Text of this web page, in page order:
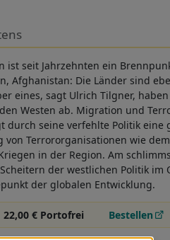
ist seit Jahrzehnten ein
Afghanistan: Die Länder sind
eines, sagt Ulrich Tilgner,
Westen ab. Migration und
durch seine verfehlte Politik
Terrororganisationen wie
in der Region. Am
der westlichen Politik im
der globalen Entwicklung.
22,00 € Portofrei Bestellen